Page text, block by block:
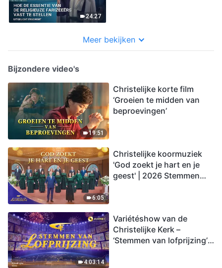
24:27
Meer bekijken
Bijzondere video's
19:51
Christelijke korte film
‘Groeien te midden van
beproevingen’
6:05
Christelijke koormuziek
'God zoekt je hart en je
geest' | 2026 Stemmen
4:03:14
Variétéshow van de
Christelijke Kerk –
‘Stemmen van lofprijzing’,